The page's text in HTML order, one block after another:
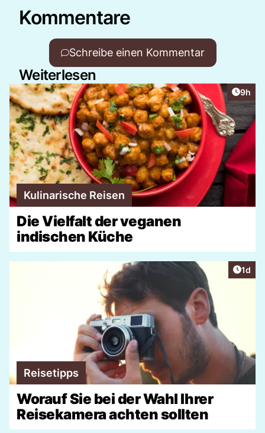
Kommentare
Schreibe einen Kommentar
Weiterlesen
9h
Kulinarische Reisen
Die Vielfalt der veganen
indischen Küche
1d
Reisetipps
Worauf Sie bei der Wahl Ihrer
Reisekamera achten sollten